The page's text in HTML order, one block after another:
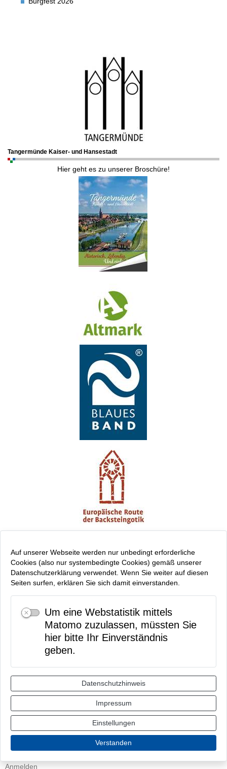
Auf unserer Webseite werden nur unbedingt erforderliche
Cookies (also nur systembedingte Cookies) gemäß unserer
Datenschutzerklärung verwendet. Wenn Sie weiter auf diesen
Seiten surfen, erklären Sie sich damit einverstanden.
Um eine Webstatistik mittels
Matomo zuzulassen, müssten Sie
hier bitte Ihr Einverständnis
geben.
Datenschutzhinweis
Impressum
Einstellungen
Verstanden
Tangermünde Kaiser- und Hansestadt
Hier geht es zu unserer Broschüre!
Anmelden